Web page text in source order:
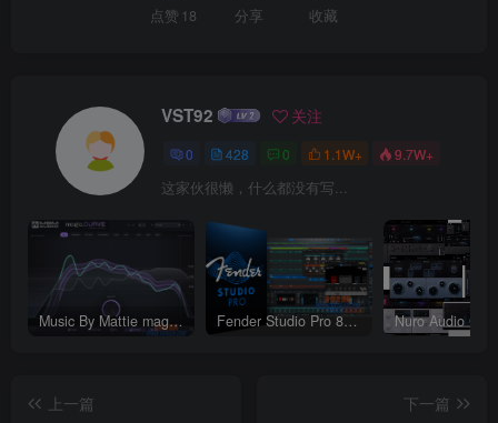
点赞 18 分享 收藏
VST92 关注
0 428 0 1.1W+ 9.7W+
这家伙很懒，什么都没有写...
Music By Mattie magic.CURVE v1.0.2-WIN Fender Studio Pro 8 v8.1.1_WIN-R2R（2026.07.17更新）
上一篇
下一篇